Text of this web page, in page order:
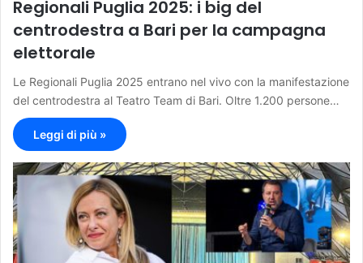
Regionali Puglia 2025: i big del
centrodestra a Bari per la campagna
elettorale
Le Regionali Puglia 2025 entrano nel vivo con la manifestazione
del centrodestra al Teatro Team di Bari. Oltre 1.200 persone…
Leggi di più »